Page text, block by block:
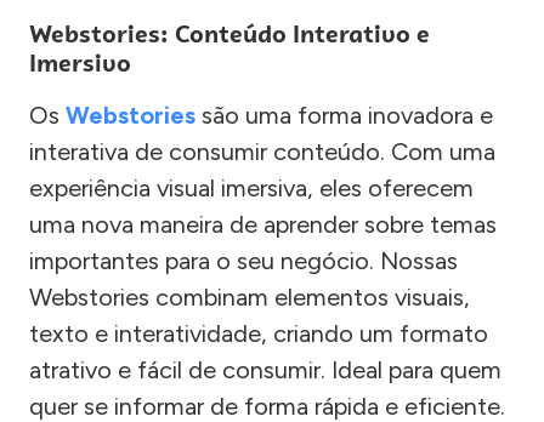
Webstories: Conteúdo Interativo e
Imersivo
Os Webstories são uma forma inovadora e
interativa de consumir conteúdo. Com uma
experiência visual imersiva, eles oferecem
uma nova maneira de aprender sobre temas
importantes para o seu negócio. Nossas
Webstories combinam elementos visuais,
texto e interatividade, criando um formato
atrativo e fácil de consumir. Ideal para quem
quer se informar de forma rápida e eficiente.